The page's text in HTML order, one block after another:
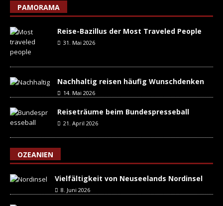
PAMORAMA
Reise-Bazillus der Most Traveled People
31. Mai 2026
Nachhaltig reisen häufig Wunschdenken
14. Mai 2026
Reiseträume beim Bundespresseball
21. April 2026
OZEANIEN
Vielfältigkeit von Neuseelands Nordinsel
8. Juni 2026